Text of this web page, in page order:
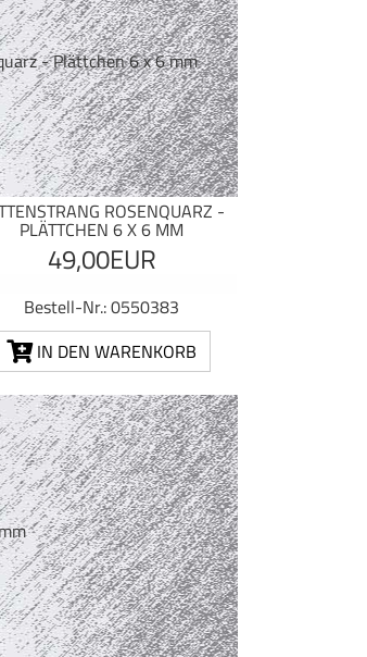
ROSENQUARZ -
PLÄTTCHEN 6 X 6 MM
49,00EUR
Bestell-Nr.: 0550383
IN DEN WARENKORB